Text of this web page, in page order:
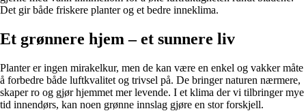
Det gir både friskere planter og et bedre inneklima.
Et grønnere hjem – et sunnere liv
Planter er ingen mirakelkur, men de kan være en enkel og vakker måte
å forbedre både luftkvalitet og trivsel på. De bringer naturen nærmere,
skaper ro og gjør hjemmet mer levende. I et klima der vi tilbringer mye
tid innendørs, kan noen grønne innslag gjøre en stor forskjell.